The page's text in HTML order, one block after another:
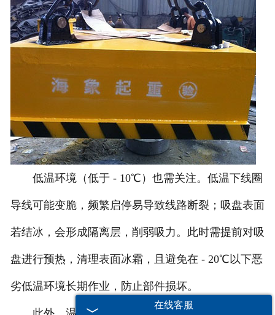
低温环境（低于 - 10℃）也需关注。低温下线圈
导线可能变脆，频繁启停易导致线路断裂；吸盘表面
若结冰，会形成隔离层，削弱吸力。此时需提前对吸
盘进行预热，清理表面冰霜，且避免在 - 20℃以下恶
劣低温环境长期作业，防止部件损坏。
在线客服